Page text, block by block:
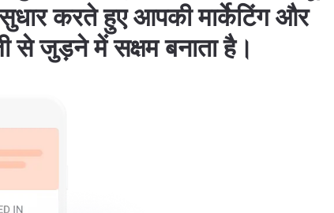
करते हुए आपकी मार्केटिंग और
से जुड़ने में सक्षम बनाता है।